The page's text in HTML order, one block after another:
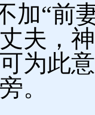
加“前
夫，
为此
。